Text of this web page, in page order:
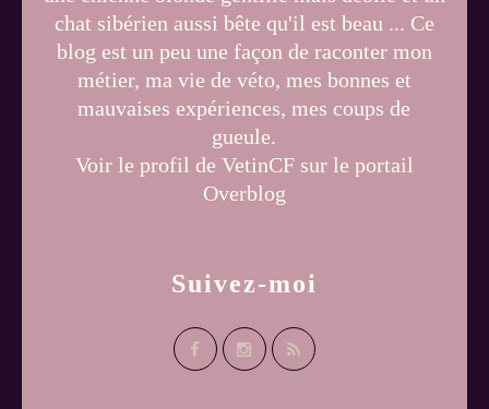
Suivez-moi
chat sibérien aussi bête qu'il est beau ... Ce
blog est un peu une façon de raconter mon
métier, ma vie de véto, mes bonnes et
mauvaises expériences, mes coups de
gueule.
Voir le profil de VetinCF sur le portail
Overblog